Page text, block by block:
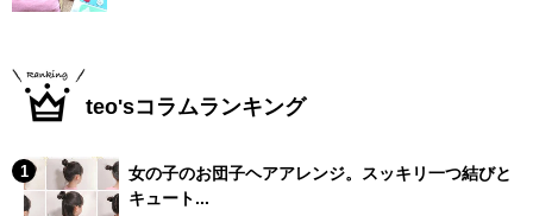
teo'sコラムランキング
女の子のお団子ヘアアレンジ。スッキリ一つ結びと
キュート...